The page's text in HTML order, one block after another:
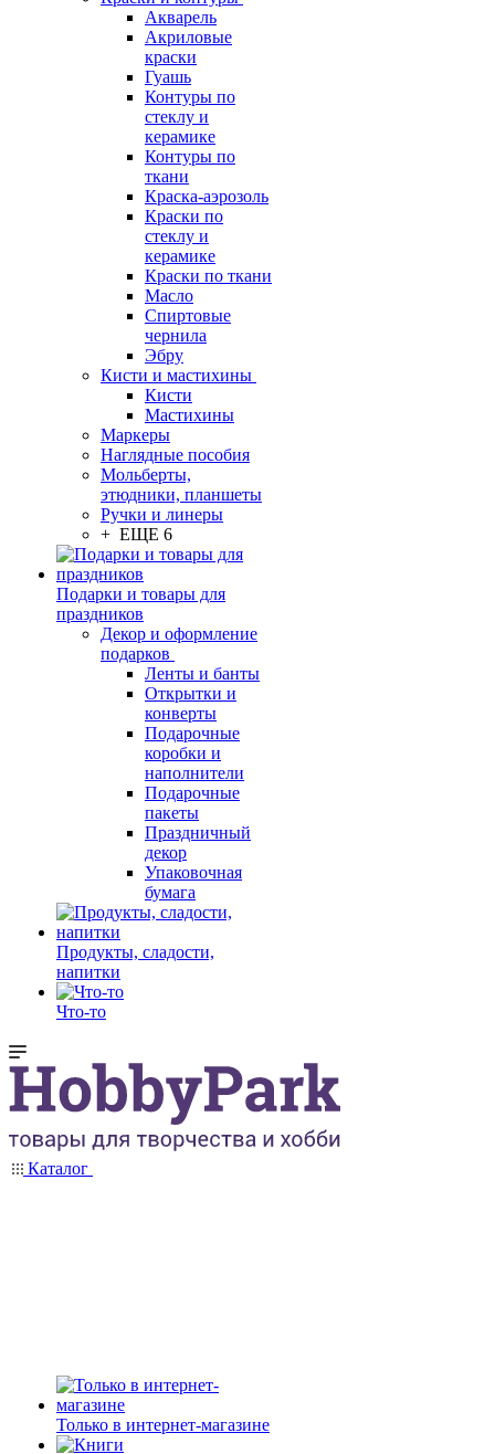
Акварель
Акриловые
краски
Гуашь
Контуры по
стеклу и
керамике
Контуры по
ткани
Краска-аэрозоль
Краски по
стеклу и
керамике
Краски по ткани
Масло
Спиртовые
чернила
Эбру
Кисти и мастихины
Кисти
Мастихины
Маркеры
Наглядные пособия
Мольберты,
этюдники, планшеты
Ручки и линеры
+ ЕЩЕ 6
Подарки и товары для
праздников
Декор и оформление
подарков
Ленты и банты
Открытки и
конверты
Подарочные
коробки и
наполнители
Подарочные
пакеты
Праздничный
декор
Упаковочная
бумага
Продукты, сладости,
напитки
Что-то
Каталог
Только в интернет-магазине